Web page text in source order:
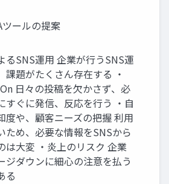
ツールの提案
るSNS運用 企業が行うSNS運
課題がたくさん存在する ・
日々の投稿を欠かさず、必
すぐに発信、反応を行う ・自
度や、顧客ニーズの把握 利用
ため、必要な情報をSNSから
は大変 ・炎上のリスク 企業
ジダウンに細心の注意を払う
る